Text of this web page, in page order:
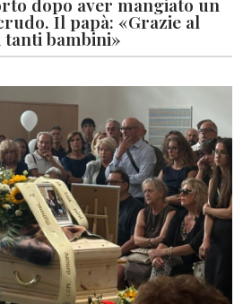
Il papà: «Grazie al
bambini»